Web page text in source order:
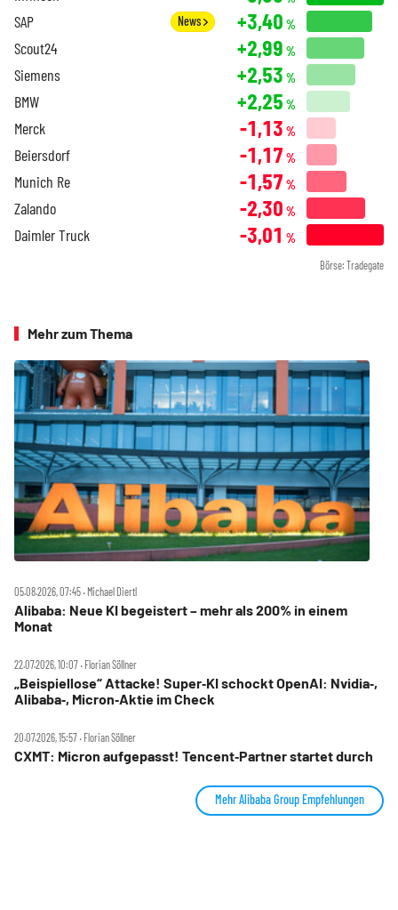
SAP News +3,40 %
Scout24 +2,99 %
Siemens +2,53 %
BMW +2,25 %
Merck -1,13 %
Beiersdorf -1,17 %
Munich Re -1,57 %
Zalando -2,30 %
Daimler Truck -3,01 %
Börse: Tradegate
Mehr zum Thema
05.08.2026, 07:45 ‧ Michael Diertl
Alibaba: Neue KI begeistert – mehr als 200% in einem
Monat
22.07.2026, 10:07 ‧ Florian Söllner
„Beispiellose“ Attacke! Super‑KI schockt OpenAI: Nvidia‑,
Alibaba‑, Micron‑Aktie im Check
20.07.2026, 15:57 ‧ Florian Söllner
CXMT: Micron aufgepasst! Tencent‑Partner startet durch
Mehr Alibaba Group Empfehlungen